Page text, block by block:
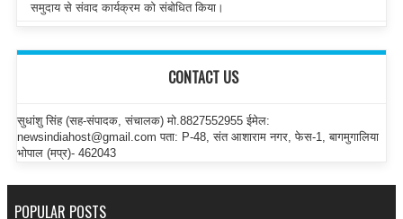
समुदाय से संवाद कार्यक्रम को संबोधित किया।
CONTACT US
सुधांशु सिंह (सह-संपादक, संचालक) मो.8827552955 ईमेल:
newsindiahost@gmail.com पता: P-48, संत आशाराम नगर, फेस-1, बागमुगालिया
भोपाल (मप्र)- 462043
POPULAR POSTS